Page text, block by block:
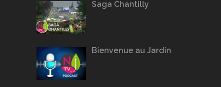
Saga Chantilly
Bienvenue au Jardin